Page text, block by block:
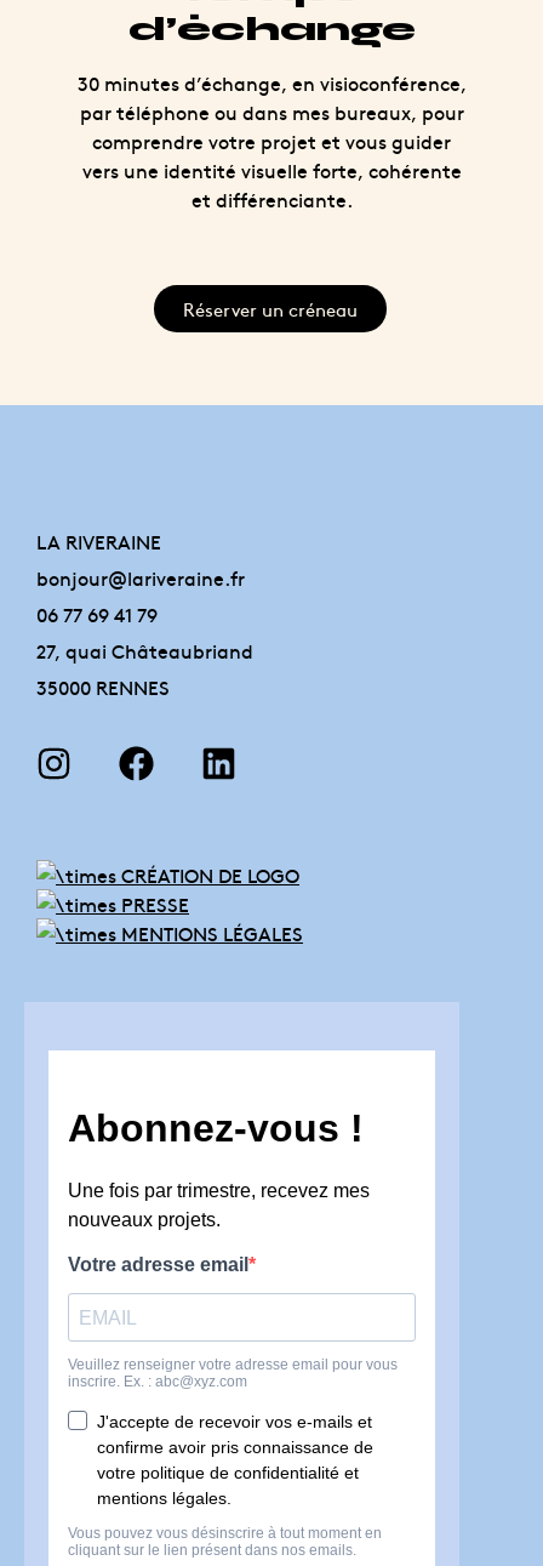
d’échange
30 minutes d’échange, en visioconférence,
par téléphone ou dans mes bureaux, pour
comprendre votre projet et vous guider
vers une identité visuelle forte, cohérente
et différenciante.
Réserver un créneau
LA RIVERAINE
bonjour@lariveraine.fr
06 77 69 41 79
27, quai Châteaubriand
35000 RENNES
CRÉATION DE LOGO
PRESSE
MENTIONS LÉGALES